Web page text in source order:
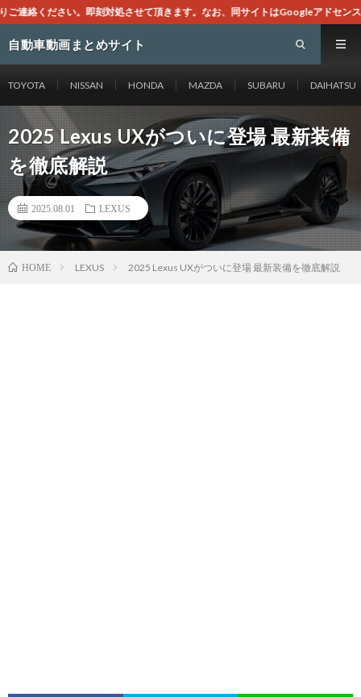
きます。なお、同サイトはGoogleアドセンスによる広告を掲載しております。
自動車動画まとめサイト
TOYOTA NISSAN HONDA MAZDA SUBARU DAIHATSU
2025 Lexus UXがついに登場 最新装備
を徹底解説
2025.08.01 LEXUS
HOME LEXUS 2025 Lexus UXがついに登場 最新装備を徹底解説